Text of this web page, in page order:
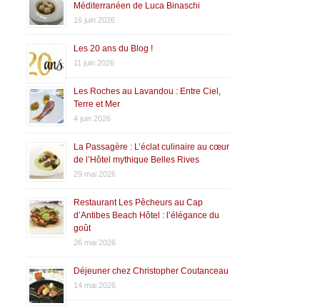
Méditerranéen de Luca Binaschi
16 juin 2026
Les 20 ans du Blog !
11 juin 2026
Les Roches au Lavandou : Entre Ciel,
Terre et Mer
4 juin 2026
La Passagère : L’éclat culinaire au cœur
de l’Hôtel mythique Belles Rives
29 mai 2026
Restaurant Les Pêcheurs au Cap
d’Antibes Beach Hôtel : l’élégance du
goût
26 mai 2026
Déjeuner chez Christopher Coutanceau
14 mai 2026